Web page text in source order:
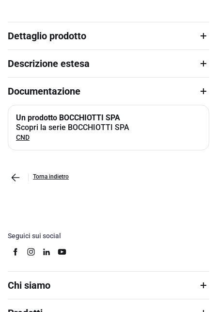
Dettaglio prodotto
Descrizione estesa
Documentazione
Un prodotto BOCCHIOTTI SPA
Scopri la serie BOCCHIOTTI SPA
CND
Torna indietro
Seguici sui social
Chi siamo